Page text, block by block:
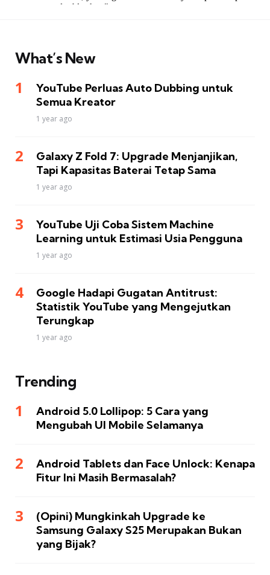
What’s New
YouTube Perluas Auto Dubbing untuk
Semua Kreator
1 year ago
Galaxy Z Fold 7: Upgrade Menjanjikan,
Tapi Kapasitas Baterai Tetap Sama
1 year ago
YouTube Uji Coba Sistem Machine
Learning untuk Estimasi Usia Pengguna
1 year ago
Google Hadapi Gugatan Antitrust:
Statistik YouTube yang Mengejutkan
Terungkap
1 year ago
Trending
Android 5.0 Lollipop: 5 Cara yang
Mengubah UI Mobile Selamanya
Android Tablets dan Face Unlock: Kenapa
Fitur Ini Masih Bermasalah?
(Opini) Mungkinkah Upgrade ke
Samsung Galaxy S25 Merupakan Bukan
yang Bijak?